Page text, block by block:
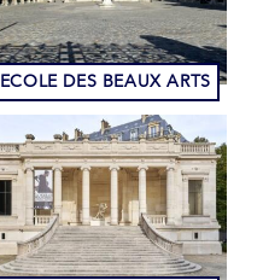
ECOLE DES BEAUX ARTS